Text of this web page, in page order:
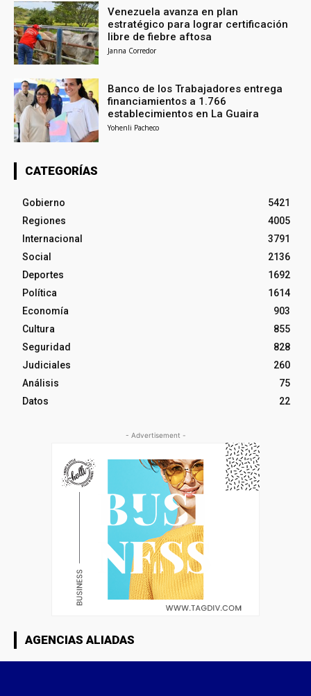
Venezuela avanza en plan
estratégico para lograr certificación
libre de fiebre aftosa
Janna Corredor
Banco de los Trabajadores entrega
financiamientos a 1.766
establecimientos en La Guaira
Yohenli Pacheco
CATEGORÍAS
Gobierno
5421
Regiones
4005
Internacional
3791
Social
2136
Deportes
1692
Política
1614
Economía
903
Cultura
855
Seguridad
828
Judiciales
260
Análisis
75
Datos
22
- Advertisement -
AGENCIAS ALIADAS